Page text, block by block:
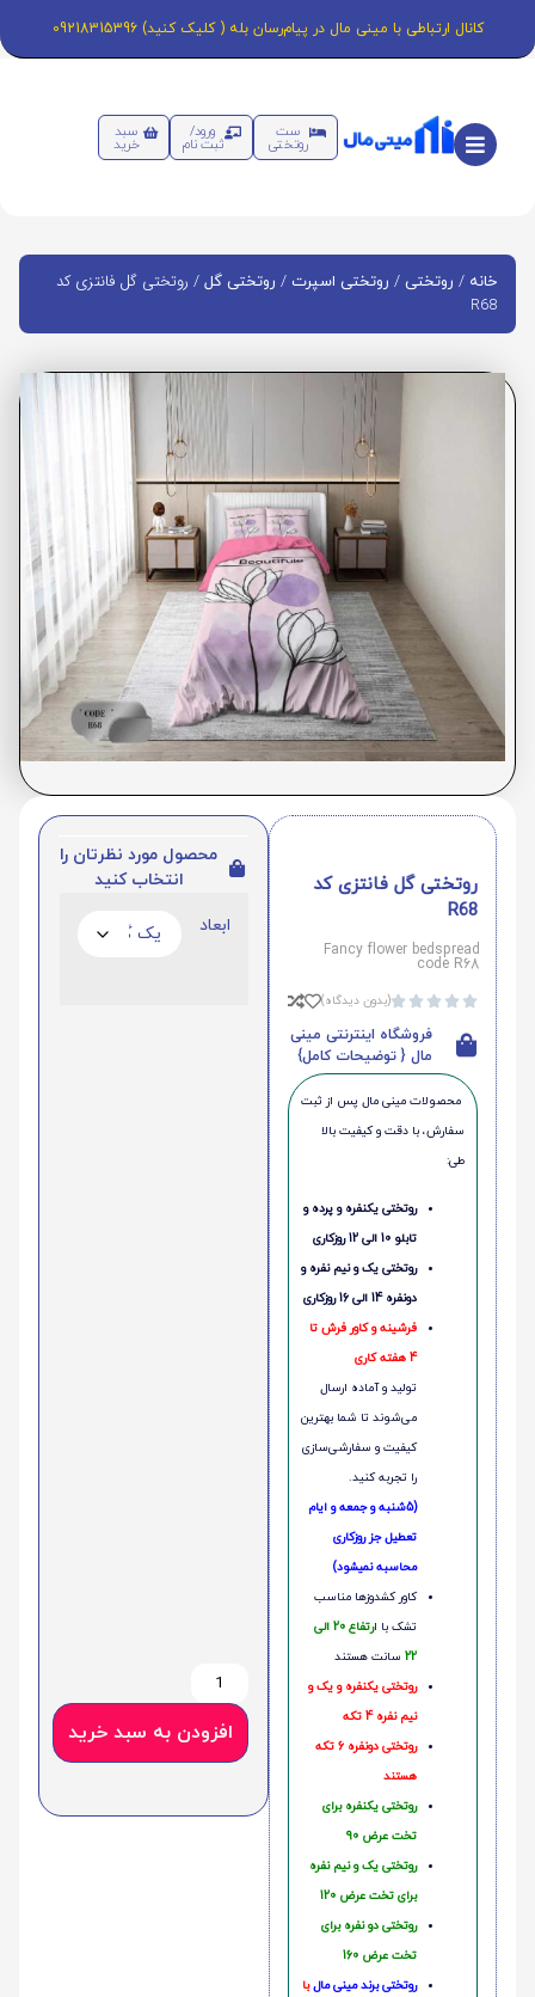
کانال ارتباطی با مینی مال در پیام‌رسان بله ( کلیک کنید) 09218315396
ست
روتختی
ورود/
ثبت نام
سبد
خرید
خانه / روتختی / روتختی اسپرت / روتختی گل / روتختی گل فانتزی کد
R68
روتختی گل فانتزی کد
R68
Fancy flower bedspread
code R68




(بدون دیدگاه)
فروشگاه اینترنتی مینی
مال { توضیحات کامل}
محصولات مینی‌ مال پس از ثبت
سفارش، با دقت و کیفیت بالا
طی:
روتختی یکنفره و پرده و
تابلو 10 الی 12 روزکاری
روتختی یک و نیم نفره و
دونفره 14 الی 16 روزکاری
فرشینه و کاور فرش تا
4 هفته کاری
تولید و آماده ارسال
می‌شوند تا شما بهترین
کیفیت و سفارشی‌سازی
را تجربه کنید.
(5شنبه و جمعه و ایام
تعطیل جز روزکاری
محاسبه نمیشود)
کاور کشدوزها مناسب
تشک با ا
رتفاع 20 الی
22 سانت هستند
روتختی یکنفره و یک و
نیم نفره 4 تکه
روتختی دونفره 6 تکه
هستند
روتختی یکنفره برای
تخت عرض 90
روتختی یک و نیم نفره
برای تخت عرض 120
روتختی دو نفره برای
تخت عرض 160
روتختی‌ برند مینی مالبا
محصول مورد نظرتان را
انتخاب کنید
ابعاد
افزودن به سبد خرید